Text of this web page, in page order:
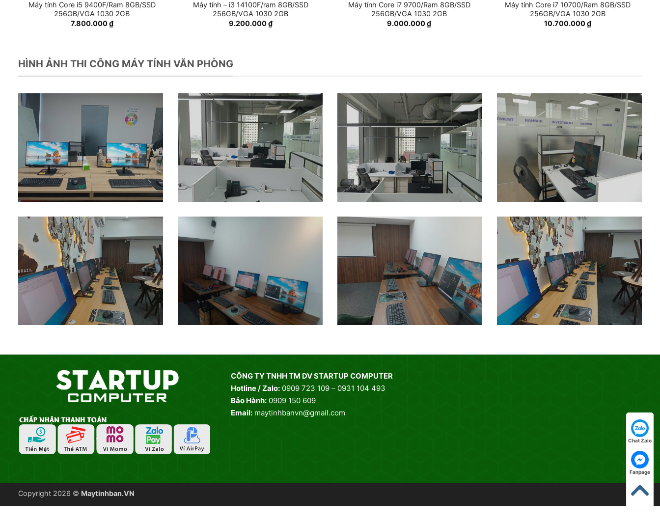
Máy tính Core i5 9400F/Ram 8GB/SSD
256GB/VGA 1030 2GB
7.800.000₫
Máy tính – i3 14100F/ram 8GB/SSD
256GB/VGA 1030 2GB
9.200.000₫
Máy tính Core i7 9700/Ram 8GB/SSD
256GB/VGA 1030 2GB
9.000.000₫
Máy tính Core i7 10700/Ram 8GB/SSD
256GB/VGA 1030 2GB
10.700.000₫
HÌNH ẢNH THI CÔNG MÁY TÍNH VĂN PHÒNG
CÔNG TY TNHH TM DV STARTUP COMPUTER
Hotline / Zalo: 0909 723 109 – 0931 104 493
Bảo Hành: 0909 150 609
Email: maytinhbanvn@gmail.com
Copyright 2026 © Maytinhban.VN
Chat Zalo
Fanpage